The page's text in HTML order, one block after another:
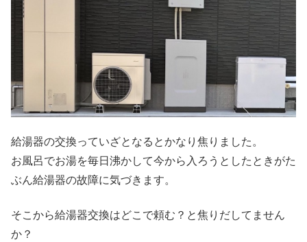
給湯器の交換っていざとなるとかなり焦りました。
お風呂でお湯を毎日沸かして今から入ろうとしたときがた
ぶん給湯器の故障に気づきます。
そこから給湯器交換はどこで頼む？と焦りだしてません
か？